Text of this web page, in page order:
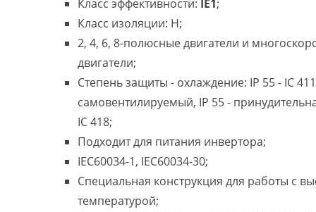
Класс эффективности: IE1;
Класс изоляции: H;
2, 4, 6, 8-полюсные двигатели и
двигатели;
Степень защиты - охлаждение: IP 55 - IC 411
самовентилируемый, IP 55 -
IC 418;
Подходит для питания инвертора;
IEC60034-1, IEC60034-30;
Специальная конструкция для работы с
температурой;